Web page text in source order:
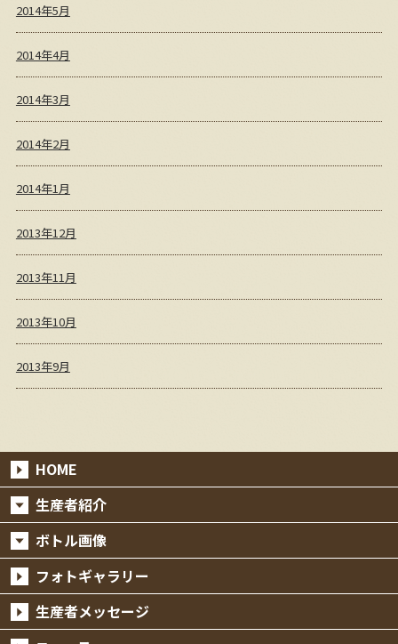
2014年5月
2014年4月
2014年3月
2014年2月
2014年1月
2013年12月
2013年11月
2013年10月
2013年9月
HOME
生産者紹介
ボトル画像
フォトギャラリー
生産者メッセージ